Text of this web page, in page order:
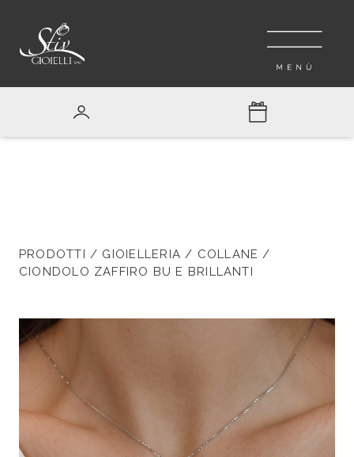
PRODOTTI / GIOIELLERIA / COLLANE /
CIONDOLO ZAFFIRO BU E BRILLANTI